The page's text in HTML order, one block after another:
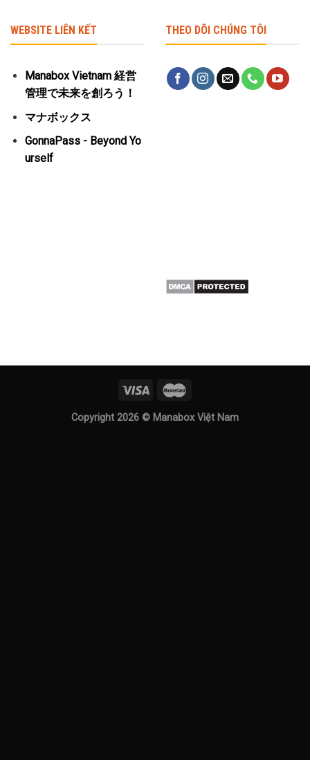
WEBSITE LIÊN KẾT
Manabox Vietnam 経営
管理で未来を創ろう！
マナボックス
GonnaPass - Beyond Yo
urself
THEO DÕI CHÚNG TÔI
Copyright 2026 © Manabox Việt Nam